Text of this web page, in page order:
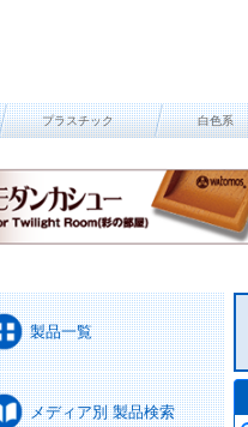
プラスチック 白色系
製品一覧
メディア別 製品検索